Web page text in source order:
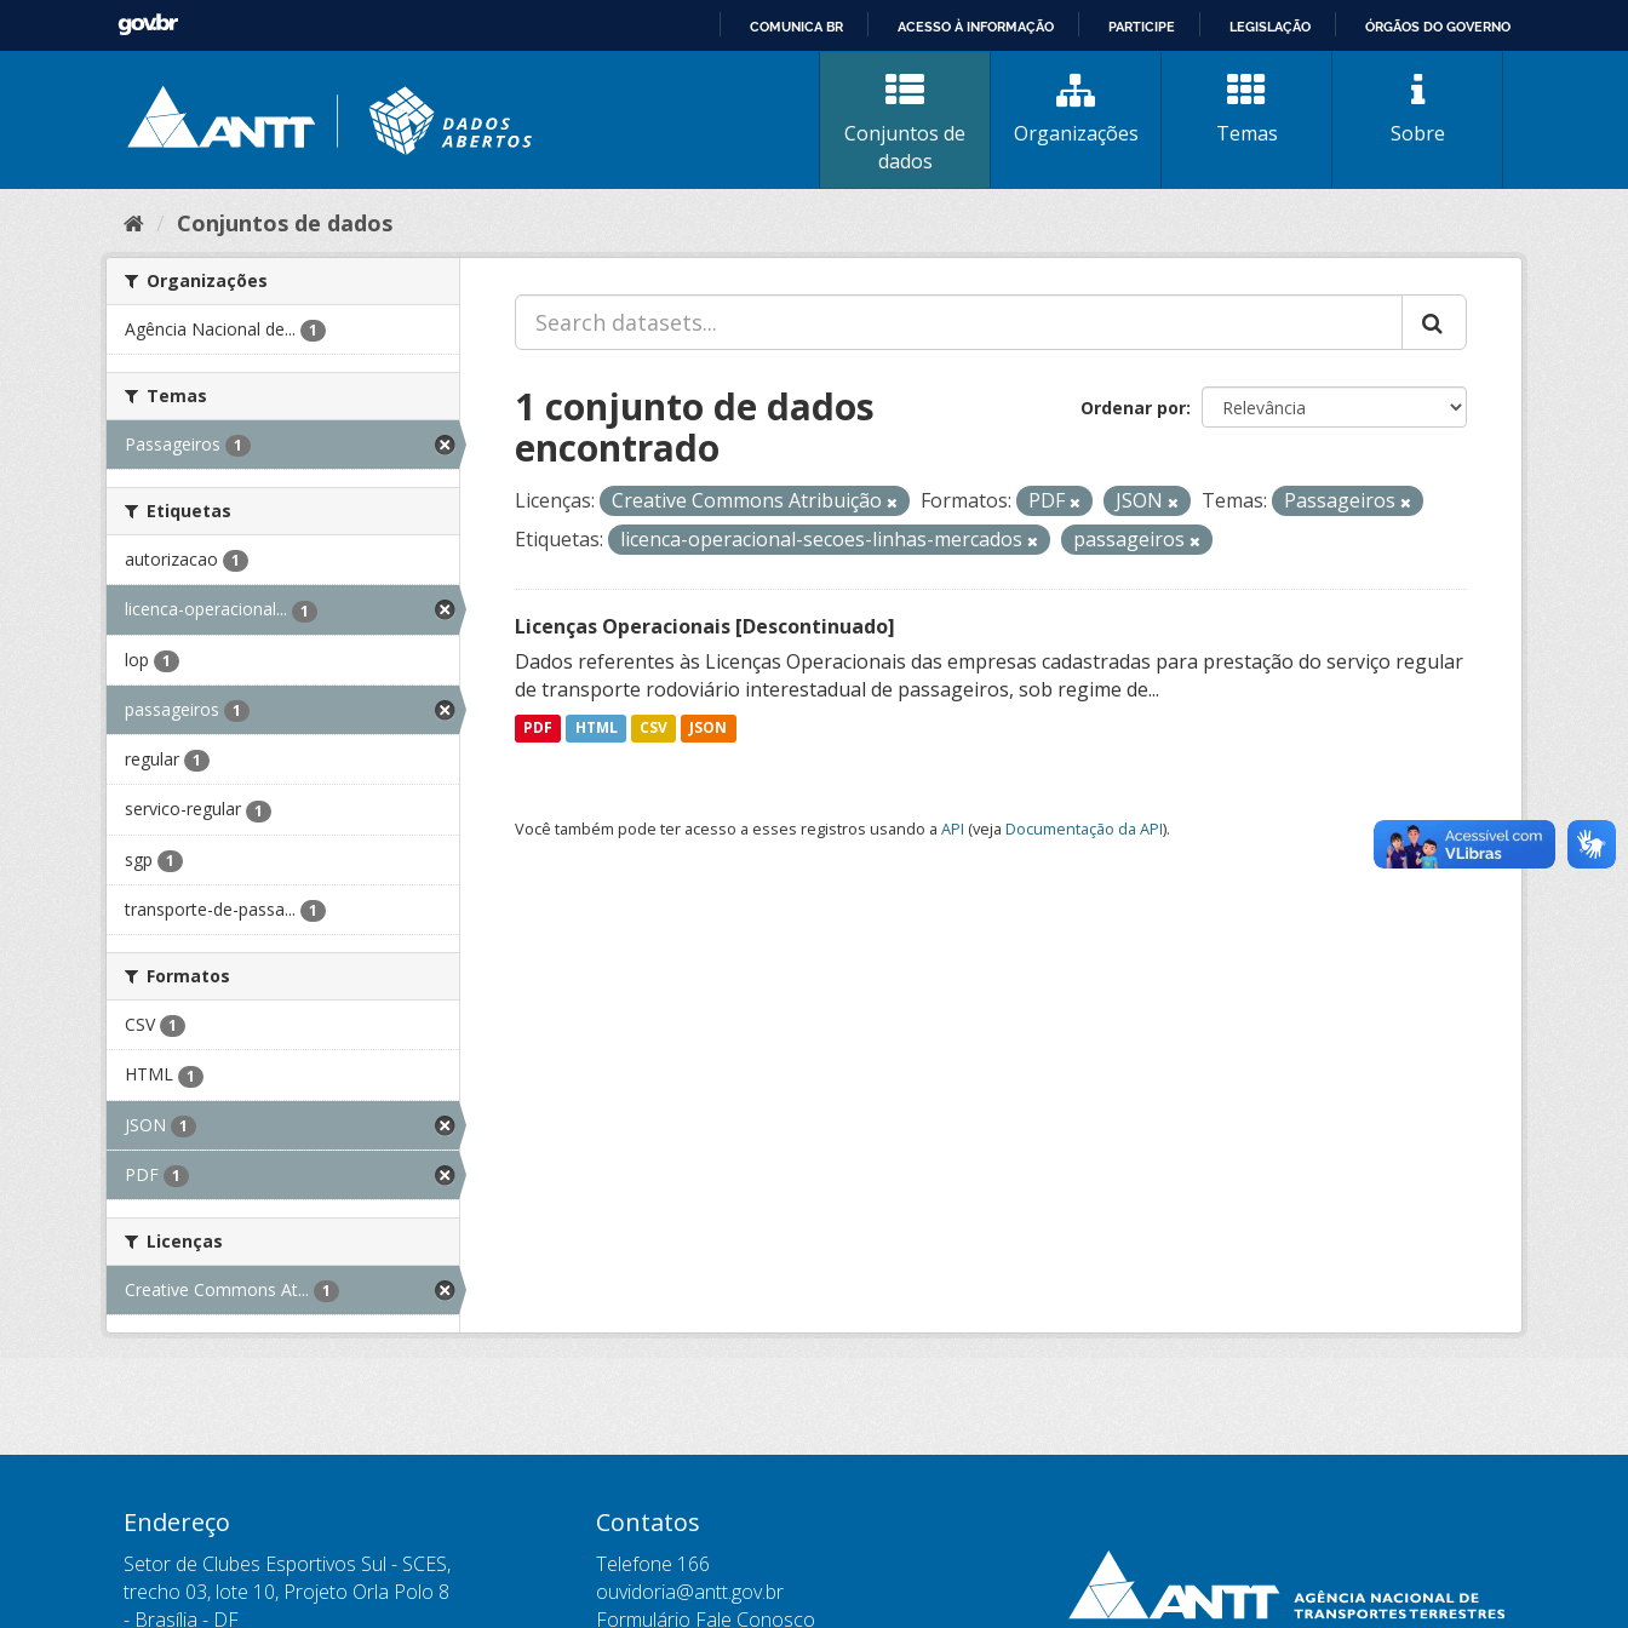
CONTEÚDO
COMUNICA BR ACESSO À INFORMAÇÃO PARTICIPE LEGISLAÇÃO ÓRGÃOS DO GOVERNO
Conjuntos de
dados
Organizações Temas Sobre
Conjuntos de dados
Organizações
Agência Nacional de... 1
Temas
Passageiros 1
Etiquetas
autorizacao 1
licenca-operacional... 1
lop 1
passageiros 1
regular 1
servico-regular 1
sgp 1
transporte-de-passa... 1
Formatos
CSV 1
HTML 1
JSON 1
PDF 1
Licenças
Creative Commons At... 1
Ordenar por
1 conjunto de dados
encontrado
Licenças: Creative Commons Atribuição Formatos: PDF JSON Temas:
Passageiros
Etiquetas:
licenca-operacional-secoes-linhas-mercados passageiros
Licenças Operacionais [Descontinuado]
Dados referentes às Licenças Operacionais das empresas cadastradas para prestação do serviço regular
de transporte rodoviário interestadual de passageiros, sob regime de...
PDF HTML CSV JSON
Você também pode ter acesso a esses registros usando a API (veja Documentação da API).
Endereço
Setor de Clubes Esportivos Sul - SCES,
trecho 03, lote 10, Projeto Orla Polo 8
- Brasília - DF
Contatos
Telefone 166
ouvidoria@antt.gov.br
Formulário Fale Conosco